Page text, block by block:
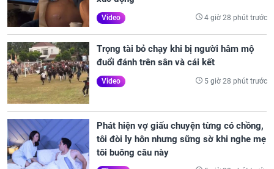
Video 4 giờ 28 phút trước
Trọng tài bỏ chạy khi bị người hâm mộ
đuổi đánh trên sân và cái kết
Video 5 giờ 28 phút trước
Phát hiện vợ giấu chuyện từng có chồng,
tôi đòi ly hôn nhưng sững sờ khi nghe mẹ
tôi buông câu này